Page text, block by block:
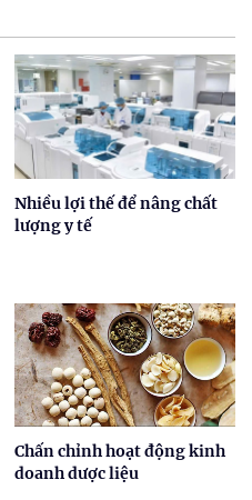
Nhiều lợi thế để nâng chất
lượng y tế
Chấn chỉnh hoạt động kinh
doanh dược liệu